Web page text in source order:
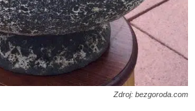
Zdroj: bezgoroda.com